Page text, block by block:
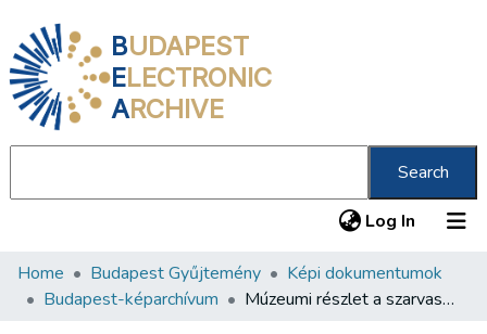
BUDAPEST
ELECTRONIC
ARCHIVE
Search
Log In (current)
Communities & Collections
Home Budapest Gyűjtemény
Képi dokumentumok
Budapest-képarchívum
Múzeumi részlet a szarvasmarhavágóhídon